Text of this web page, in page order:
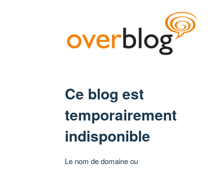
Ce blog est
temporairement
indisponible
Le nom de domaine ou